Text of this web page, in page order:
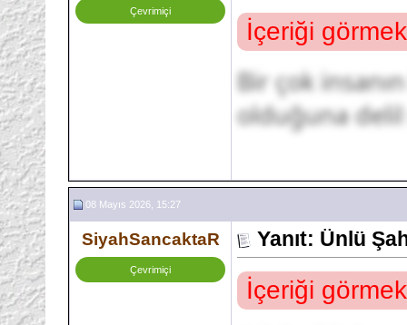
Çevrimiçi
İçeriği
Bir çok
olduğuna delil
08 Mayıs 2026, 15:27
SiyahSancaktaR
Çevrimiçi
Yanıt: Ünlü
İçeriği